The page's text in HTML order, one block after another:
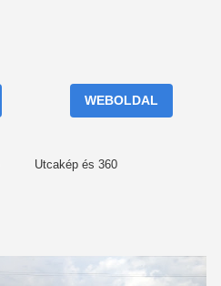
WEBOLDAL
Utcakép és 360